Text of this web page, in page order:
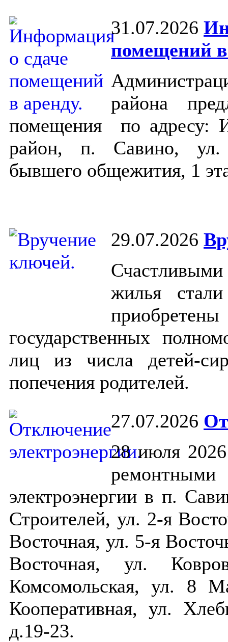
31.07.2026
помещений в
района
помещения по адресу:
район, п. Савино, ул.
бывшего общежития, 1
29.07.2026
жилья
государственных
лиц из числа детей-
попечения родителей.
27.07.2026
28 июля
ремонтными
электроэнергии в п.
Строителей, ул. 2-я
Восточная, ул. 5-я
Восточная, ул.
Комсомольская, ул. 8
Кооперативная, ул.
д.19-23.